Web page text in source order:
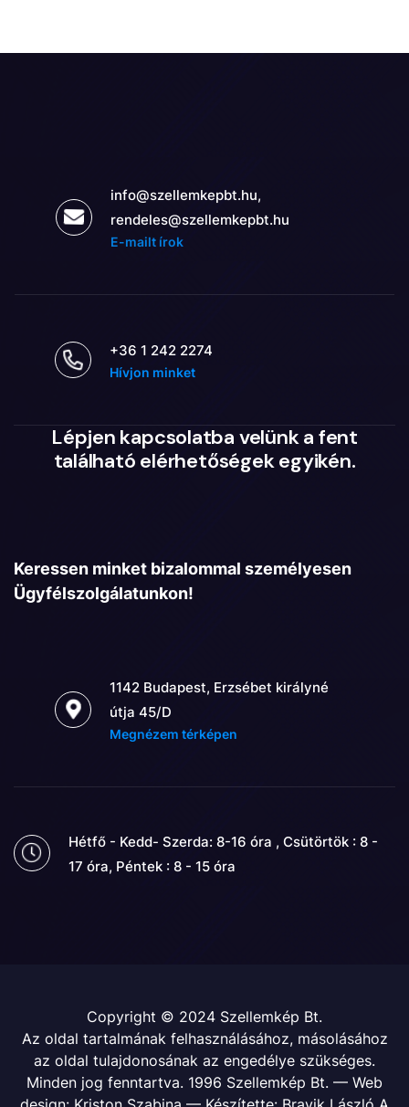
info@szellemkepbt.hu,
rendeles@szellemkepbt.hu
E-mailt írok
+36 1 242 2274
Hívjon minket
Lépjen kapcsolatba velünk a fent
található elérhetőségek egyikén.
Keressen minket bizalommal személyesen
Ügyfélszolgálatunkon!
1142 Budapest, Erzsébet királyné
útja 45/D
Megnézem térképen
Hétfő - Kedd- Szerda: 8-16 óra , Csütörtök : 8 -
17 óra, Péntek : 8 - 15 óra
Copyright © 2024 Szellemkép Bt.
Az oldal tartalmának felhasználásához, másolásához
az oldal tulajdonosának az engedélye szükséges.
Minden jog fenntartva. 1996 Szellemkép Bt. — Web